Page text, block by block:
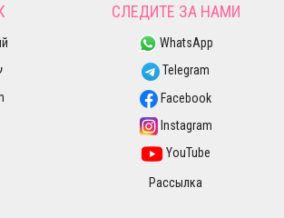
СЛЕДИТЕ ЗА НАМИ
WhatsApp
Telegram
Facebook
Instagram
YouTube
Рассылка